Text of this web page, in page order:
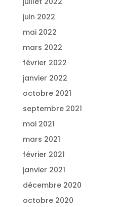
juin 2022
mai 2022
mars 2022
février 2022
janvier 2022
octobre 2021
septembre 2021
mai 2021
mars 2021
février 2021
janvier 2021
décembre 2020
octobre 2020